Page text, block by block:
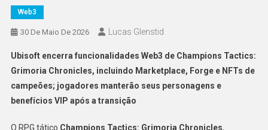
Web3
30 De Maio De 2026 Lucas Glenstid
Ubisoft encerra funcionalidades Web3 de Champions Tactics:
Grimoria Chronicles, incluindo Marketplace, Forge e NFTs de
campeões; jogadores manterão seus personagens e
benefícios VIP após a transição
O RPG tático Champions Tactics: Grimoria Chronicles,